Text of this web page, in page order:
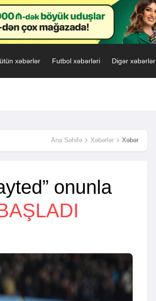
xəbərlər Futbol xəbərləri Digər xəbərlər
Ana Səhifə Xəbərlər Xəbər
onunla